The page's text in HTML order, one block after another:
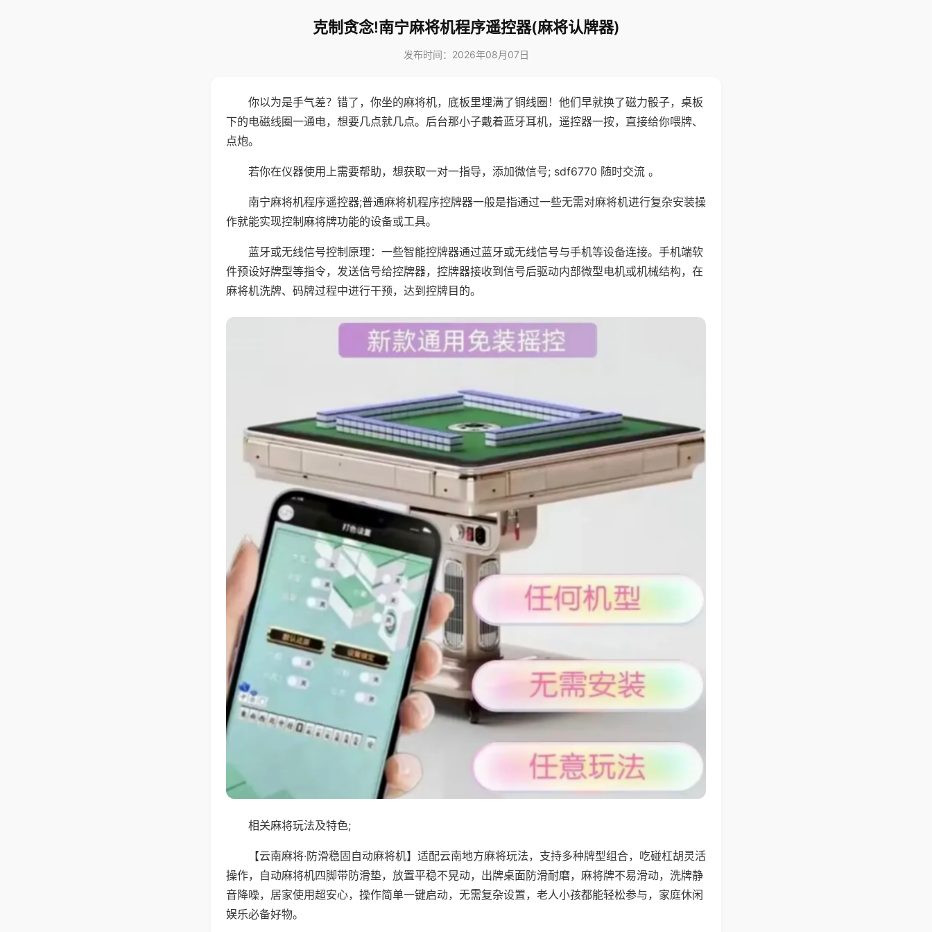
克制贪念!南宁麻将机程序遥控器(麻将认牌器)
发布时间：2026年08月07日
你以为是手气差？错了，你坐的麻将机，底板里埋满了铜线圈！他们早就换了磁力骰子，桌板
下的电磁线圈一通电，想要几点就几点。后台那小子戴着蓝牙耳机，遥控器一按，直接给你喂牌、
点炮。
若你在仪器使用上需要帮助，想获取一对一指导，添加微信号; sdf6770 随时交流 。
南宁麻将机程序遥控器;普通麻将机程序控牌器一般是指通过一些无需对麻将机进行复杂安装操
作就能实现控制麻将牌功能的设备或工具。
蓝牙或无线信号控制原理：一些智能控牌器通过蓝牙或无线信号与手机等设备连接。手机端软
件预设好牌型等指令，发送信号给控牌器，控牌器接收到信号后驱动内部微型电机或机械结构，在
麻将机洗牌、码牌过程中进行干预，达到控牌目的。
相关麻将玩法及特色;
【云南麻将·防滑稳固自动麻将机】适配云南地方麻将玩法，支持多种牌型组合，吃碰杠胡灵活
操作，自动麻将机四脚带防滑垫，放置平稳不晃动，出牌桌面防滑耐磨，麻将牌不易滑动，洗牌静
音降噪，居家使用超安心，操作简单一键启动，无需复杂设置，老人小孩都能轻松参与，家庭休闲
娱乐必备好物。